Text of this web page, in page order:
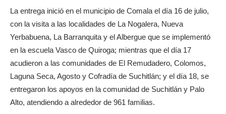
La entrega inició en el municipio de Comala el día 16 de julio,
con la visita a las localidades de La Nogalera, Nueva
Yerbabuena, La Barranquita y el Albergue que se implementó
en la escuela Vasco de Quiroga; mientras que el día 17
acudieron a las comunidades de El Remudadero, Colomos,
Laguna Seca, Agosto y Cofradía de Suchitlán; y el día 18, se
entregaron los apoyos en la comunidad de Suchitlán y Palo
Alto, atendiendo a alrededor de 961 familias.